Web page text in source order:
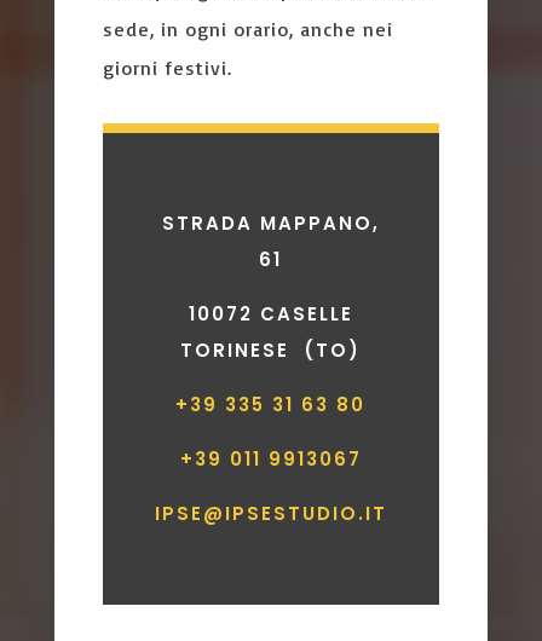
sede, in ogni orario, anche nei
giorni festivi.
STRADA MAPPANO,
61
10072 CASELLE
TORINESE (TO)
+39 335 31 63 80
+39 011 9913067
IPSE@IPSESTUDIO.IT